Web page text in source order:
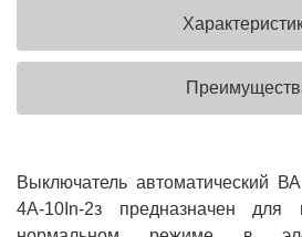
Выключатель автоматический
4А-10In-2з предназначен для